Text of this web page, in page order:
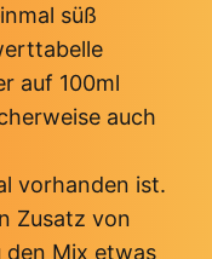
süß
auf 100ml
auch
vorhanden ist.
Zusatz von
Mix etwas